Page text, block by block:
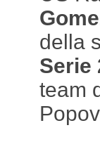
della
Serie
team